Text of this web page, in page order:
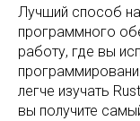
Лучший способ
программного
работу, где вы
легче изучать
вы получите